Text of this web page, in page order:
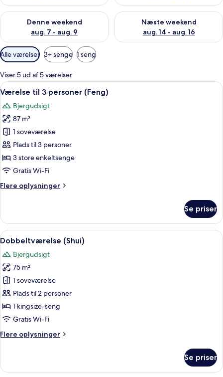
Denne weekend
aug. 7 - aug. 9
Tjek tilgængelighed for denne weekend aug. 7 - aug. 9
Næste weekend
aug. 14 - aug. 16
Tjek tilgængelighed for næste
Tilgængelige
filtre
for
værelser
Alle værelser 3+ senge 1 seng
Viser 5 ud af 5 værelser
Indlæs
alle
billeder
af
Værelse
til
3
personer
En moderne stue med et stort
8
Værelse til 3 personer (Feng)
Bjergudsigt
87 m²
1 soveværelse
Plads til 3 personer
3 store enkeltsenge
Gratis Wi-Fi
Flere oplysninger
Flere
til
personer
Se priser
Indlæs
alle
billeder
af
Dobbeltværelse
(Shui)
Et moderne værelse med stort
8
Dobbeltværelse (Shui)
Bjergudsigt
75 m²
1 soveværelse
Plads til 2 personer
1 kingsize-seng
Gratis Wi-Fi
Flere oplysninger
Flere
(Shui)
Se priser